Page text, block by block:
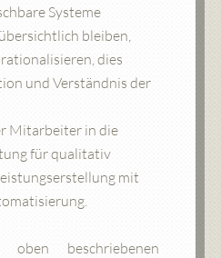
Systeme
bleiben,
dies
und Verständnis der
Mitarbeiter in die
für qualitativ
mit
beschriebenen